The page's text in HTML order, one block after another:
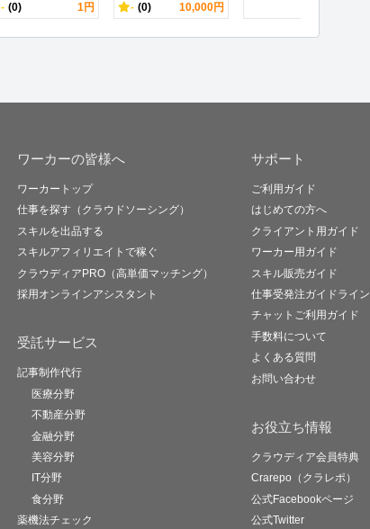
- (0) 1円 - (0) 10,000円
ワーカーの皆様へ
ワーカートップ
仕事を探す（クラウドソーシング）
スキルを出品する
スキルアフィリエイトで稼ぐ
クラウディアPRO（高単価マッチング）
採用オンラインアシスタント
受託サービス
記事制作代行
医療分野
不動産分野
金融分野
美容分野
IT分野
食分野
薬機法チェック
サポート
ご利用ガイド
はじめての方へ
クライアント用ガイド
ワーカー用ガイド
スキル販売ガイド
仕事受発注ガイドライン
チャットご利用ガイド
手数料について
よくある質問
お問い合わせ
お役立ち情報
クラウディア会員特典
Crarepo（クラレポ）
公式Facebookページ
公式Twitter